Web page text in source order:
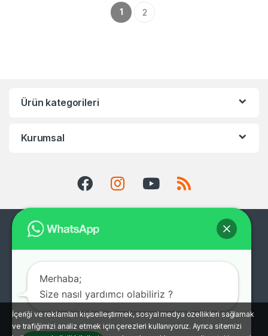
1 2
Ürün kategorileri
Kurumsal
Müşteri Destek Hattı
İçeriği ve reklamları kişiselleştirmek, sosyal medya özellikleri sağlamak
ve trafiğimizi analiz etmek için çerezleri kullanıyoruz. Ayrıca sitemizi
Merhaba;
Size nasıl yardımcı olabiliriz ?